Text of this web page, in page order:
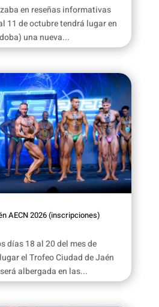
en reseñas informativas
11 de octubre tendrá lugar en
una nueva...
AECN 2026 (inscripciones)
días 18 al 20 del mes de
el Trofeo Ciudad de Jaén
albergada en las...